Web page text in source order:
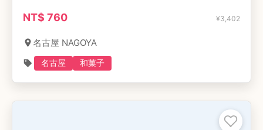
NT$ 760 ¥3,402
名古屋 NAGOYA
名古屋 和菓子